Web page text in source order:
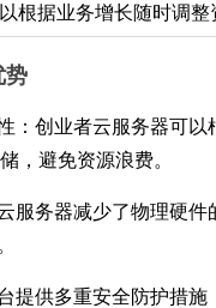
根据业务增长随时调
势
：创业者云服务器可
，避免资源浪费。
服务器减少了物理硬
提供多重安全防护措施